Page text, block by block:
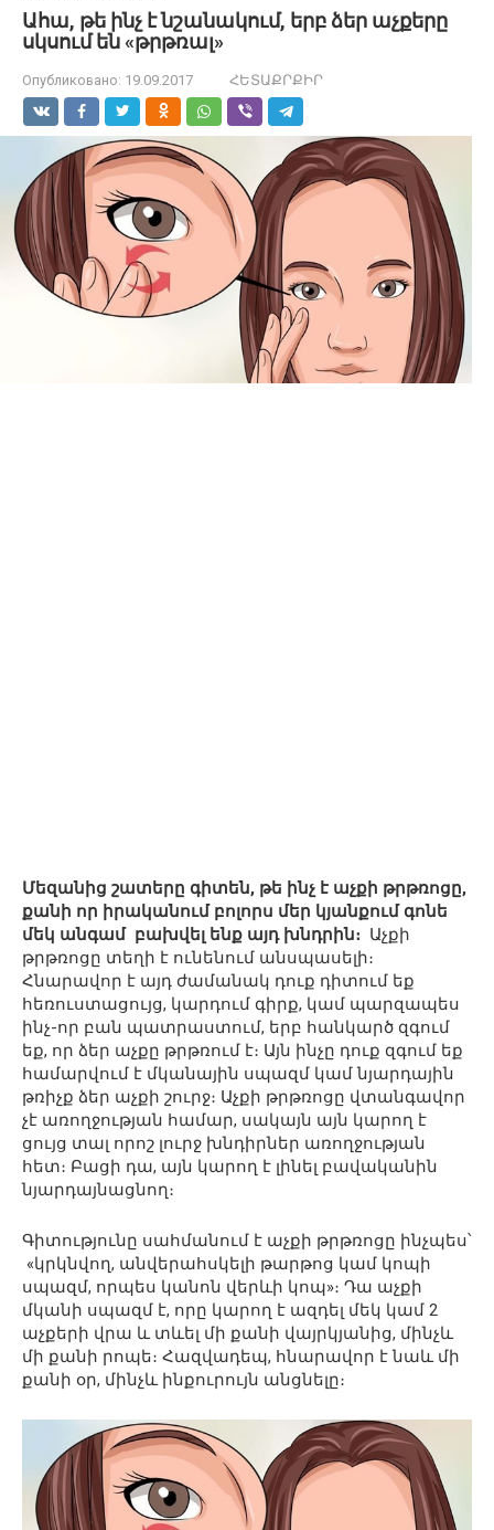
Ահա, թե ինչ է նշանակում, երբ ձեր աչքերը
սկսում են «թրթռալ»
Опубликовано: 19.09.2017 ՀԵՏԱՔՐՔԻՐ
Մեզանից շատերը գիտեն, թե ինչ է աչքի թրթռոցը,
քանի որ իրականում բոլորս մեր կյանքում գոնե
մեկ անգամ բախվել ենք այդ խնդրին։ Աչքի
թրթռոցը տեղի է ունենում անսպասելի։
Հնարավոր է այդ ժամանակ դուք դիտում եք
հեռուստացույց, կարդում գիրք, կամ պարզապես
ինչ-որ բան պատրաստում, երբ հանկարծ զգում
եք, որ ձեր աչքը թրթռում է։ Այն ինչը դուք զգում եք
համարվում է մկանային սպազմ կամ նյարդային
թռիչք ձեր աչքի շուրջ։ Աչքի թրթռոցը վտանգավոր
չէ առողջության համար, սակայն այն կարող է
ցույց տալ որոշ լուրջ խնդիրներ առողջության
հետ։ Բացի դա, այն կարող է լինել բավականին
նյարդայնացնող։
Գիտությունը սահմանում է աչքի թրթռոցը ինչպես՝
«կրկնվող, անվերահսկելի թարթոց կամ կոպի
սպազմ, որպես կանոն վերևի կոպ»։ Դա աչքի
մկանի սպազմ է, որը կարող է ազդել մեկ կամ 2
աչքերի վրա և տևել մի քանի վայրկյանից, մինչև
մի քանի րոպե։ Հազվադեպ, հնարավոր է նաև մի
քանի օր, մինչև ինքուրույն անցնելը։